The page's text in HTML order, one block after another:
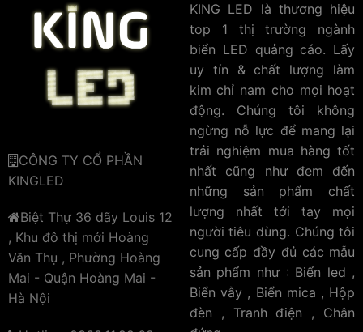
So với việc lắp đặt hai biển quảng cáo riêng biệt, biển
vẫy 2 mặt treo tường giúp doanh nghiệp tiết kiệm chi
phí lắp đặt và bảo trì. Với chỉ một khung treo duy nhất,
bạn có thể hiển thị quảng cáo ở cả hai mặt, giảm bớt
chi phí vật liệu và công lắp đặt. Hơn nữa, việc sử dụng
công nghệ LED hiện đại giúp tiết kiệm điện năng, giảm
thiểu chi phí vận hành hàng tháng.
Biển vẫy LED được thiết kế để chịu được các điều kiện
thời tiết khắc nghiệt như mưa, gió, nắng gắt. Với chất
liệu chắc chắn như nhôm, thép không gỉ và kính cường
lực, cùng với công nghệ LED hiện đại, biển vẫy 2 mặt
treo tường có thể hoạt động bền bỉ trong nhiều năm,
đảm bảo hiển thị rõ ràng và tiết kiệm năng lượng.
CÔNG TY CỔ PHẦN
KINGLED
Biệt Thự 36 dãy Louis 12
, Khu đô thị mới Hoàng
Văn Thụ , Phường Hoàng
Mai - Quận Hoàng Mai -
Hà Nội
KING LED là thương hiệu
top 1 thị trường ngành
biển LED quảng cáo. Lấy
uy tín & chất lượng làm
kim chỉ nam cho mọi hoạt
động. Chúng tôi không
ngừng nỗ lực để mang lại
trải nghiệm mua hàng tốt
nhất cũng như đem đến
những sản phẩm chất
lượng nhất tới tay mọi
người tiêu dùng. Chúng tôi
cung cấp đầy đủ các mẫu
sản phẩm như : Biển led ,
Biển vẫy , Biển mica , Hộp
đèn , Tranh điện , Chân